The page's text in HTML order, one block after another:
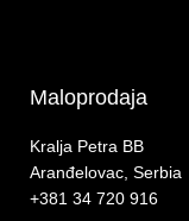
Maloprodaja
Kralja Petra BB
Aranđelovac, Serbia
+381 34 720 916